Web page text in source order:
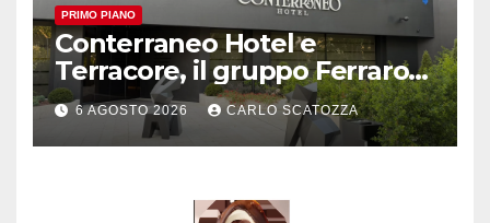
PRIMO PIANO
Conterraneo Hotel e
Terracore, il gruppo Ferraro
amplia l’ ospitalità e il gusto
alle porte di Caserta
6 AGOSTO 2026 CARLO SCATOZZA